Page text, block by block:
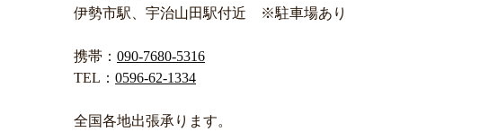
伊勢市駅、宇治山田駅付近 ※駐車場あり
携帯： 090-7680-5316
TEL： 0596-62-1334
全国各地出張承ります。